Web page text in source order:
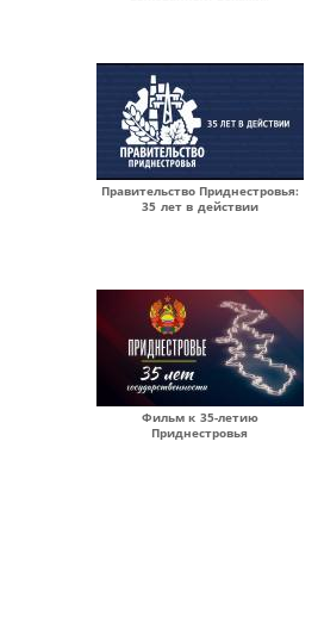
Правительство Приднестровья:
35 лет в действии
Фильм к 35-летию
Приднестровья